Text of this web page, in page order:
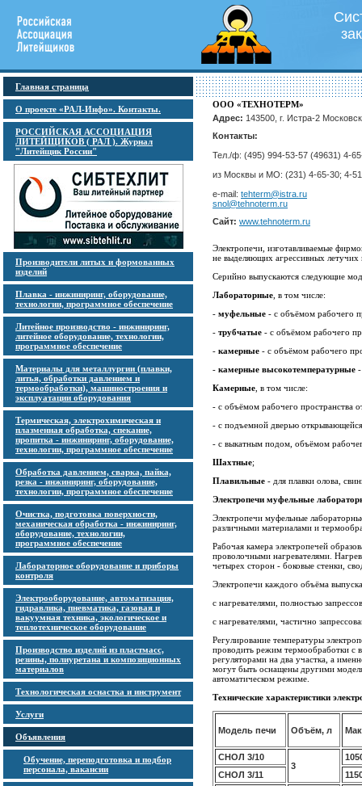
Главная страница
О проекте «РАЛ-Инфо». Контакты.
РОССИЙСКАЯ АССОЦИАЦИЯ
ЛИТЕЙЩИКОВ ( РАЛ ). Журнал
"Литейщик России"
Производители литых и формованных
изделий
Плавка - инжиниринг, оборудование,
технологии, программное обеспечение
Литейное производство - инжиниринг,
литейное оборудование, технологии,
программное обеспечение
Материалы для металлургии (плавки,
литья, обработки давлением и
термообработки), машиностроения и
эксплуатации оборудования
Термическая, электрохимическая и
плазменная обработка, спекание,
пропитка - инжиниринг, оборудование,
технологии, программное обеспечение
Обработка давлением, сварка, пайка,
резка - инжиниринг, оборудование,
технологии, программное обеспечение
Очистка, подготовка поверхности,
механическая обработка - инжиниринг,
оборудование, технологии,
программное обеспечение
Лабораторное оборудование и приборы
контроля
Электрооборудование, автоматизация,
гидравлика, пневматика, газовая и
вакуумная техника, экологическое и
теплотехническое оборудование
Производство изделий из пластмасс,
резины, полиуретана и композиционных
материалов
Технологическая оснастка и инструмент
Услуги
Объявления
Обучение, переподготовка и подбор
персонала, вакансии
ООО «ТЕХНОТЕРМ»
Адрес: 143500, г. Истра-2
Контакты:
Тел./ф: (495) 994-53-57 (49631) 4-
из Москвы и МО: (231) 4-65-30; 4-
e-mail: tehterm@istra.ru
snol@tehnoterm.ru
Сайт: www.tehnoterm.ru
Электропечи, изготавливаемые
не выделяющих агрессивных
Серийно выпускаются следующие
Лабораторные , в том числе:
- муфельные - с объёмом рабочего
- трубчатые - с объёмом рабочего
- камерные - с объёмом рабочего
- камерные высокотемпературные -
Камерные , в том числе:
- с объёмом рабочего пространства
- с подъемной дверью
- с выкатным подом, объёмом
Шахтные;
Плавильные - для плавки олова,
Электропечи муфельные
Электропечи муфельные
различными материалами и
Рабочая камера электропечей
проволочными нагревателями.
четырех сторон - боковые стенки,
Электропечи каждого объёма
с нагревателями, полностью
с нагревателями, частично
Регулирование температуры
проводить режим термообработки с
регуляторами на два участка, а
могут быть оснащены другими
автоматическом режиме.
Технические характеристики
Модель печи Объём, л
СНОЛ 3/10
3
СНОЛ 3/11